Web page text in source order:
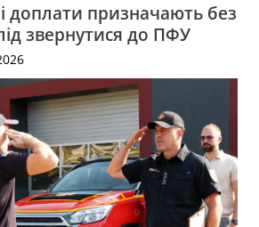
доплати призначають без
звернутися до ПФУ